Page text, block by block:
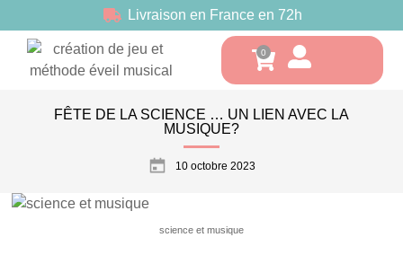
Livraison en France en 72h
FÊTE DE LA SCIENCE … UN LIEN AVEC LA
MUSIQUE?
10 octobre 2023
science et musique